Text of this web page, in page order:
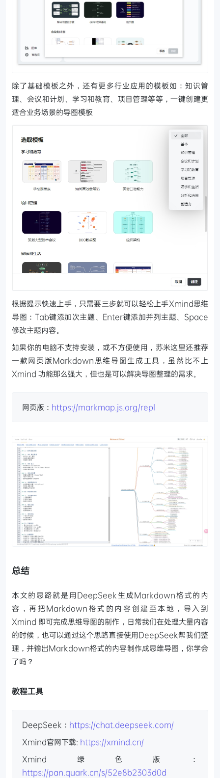
除了基础模板之外，还有更多行业应用的模板如：知识管
理、会议和计划、学习和教育、项目管理等等，一键创建更
适合业务场景的导图模板
根据提示快速上手，只需要三步就可以轻松上手Xmind思维
导图：Tab键添加次主题、Enter键添加并列主题、Space
修改主题内容。
如果你的电脑不支持安装，或不方便使用，苏米这里还推荐
一款网页版Markdown思维导图生成工具，虽然比不上
Xmind 功能那么强大，但也是可以解决导图整理的需求。
网页版： https://markmap.js.org/repl
总结
本文的思路就是用DeepSeek生成Markdown格式的内
容，再把Markdown格式的内容创建至本地，导入到
Xmind 即可完成思维导图的制作，日常我们在处理大量内容
的时候，也可以通过这个思路直接使用DeepSeek帮我们整
理，并输出Markdown格式的内容制作成思维导图，你学会
了吗？
教程工具
DeepSeek： https://chat.deepseek.com/
Xmind官网下载: https://xmind.cn/
Xmind绿色版：
https://pan.quark.cn/s/52e8b2303d0d